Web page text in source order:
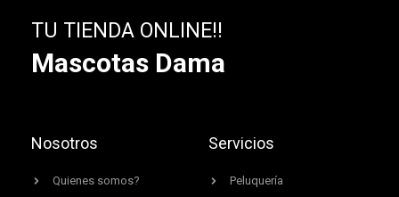
TU TIENDA ONLINE!!
Mascotas Dama
Nosotros
Quienes somos?
Servicios
Peluquería